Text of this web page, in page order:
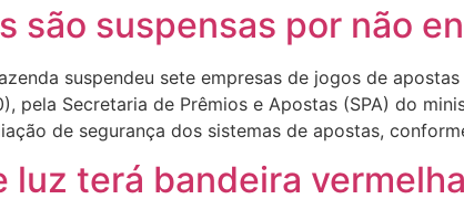
são suspensas por não
suspendeu sete empresas de jogos de
pela Secretaria de Prêmios e Apostas (SPA) do
de segurança dos sistemas de apostas,
luz terá bandeira